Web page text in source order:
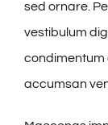
sed ornare.
vestibulum
condimentum
accumsan